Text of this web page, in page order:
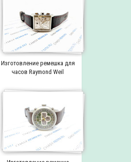
Изготовление ремешка для
часов Raymond Weil